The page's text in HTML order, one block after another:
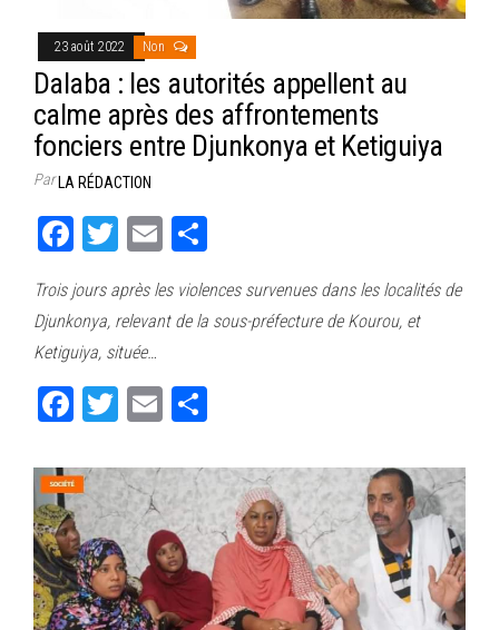
23 août 2022 Non
Dalaba : les autorités appellent au
calme après des affrontements
fonciers entre Djunkonya et Ketiguiya
ParLA RÉDACTION
Fa
bo
ok
T
tt
er
E
ail ag
er
Trois jours après les violences survenues dans les localités de
Djunkonya, relevant de la sous-préfecture de Kourou, et
Ketiguiya, située…
Fa
bo
ok
T
tt
er
E
ail ag
er